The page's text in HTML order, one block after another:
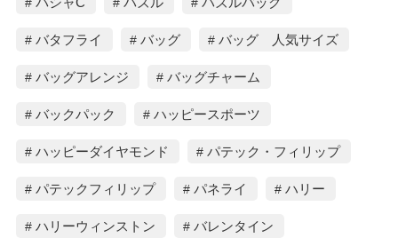
バタフライ バッグ バッグ 人気サイズ
バッグアレンジ バッグチャーム
バックパック ハッピースポーツ
ハッピーダイヤモンド パテック・フィリップ
パテックフィリップ パネライ ハリー
ハリーウィンストン バレンタイン